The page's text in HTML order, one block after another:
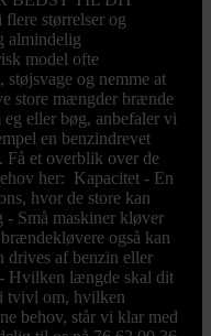
størrelser og
almindelig
model ofte
og nemme at
store mængder brænde
eller bøg, anbefaler vi
en benzindrevet
et overblik over de
her: Kapacitet - En
hvor de store kan
Små maskiner kløver
også kan
drives af benzin eller
Hvilken længde skal dit
tvivl om, hvilken
behov, står vi klar med